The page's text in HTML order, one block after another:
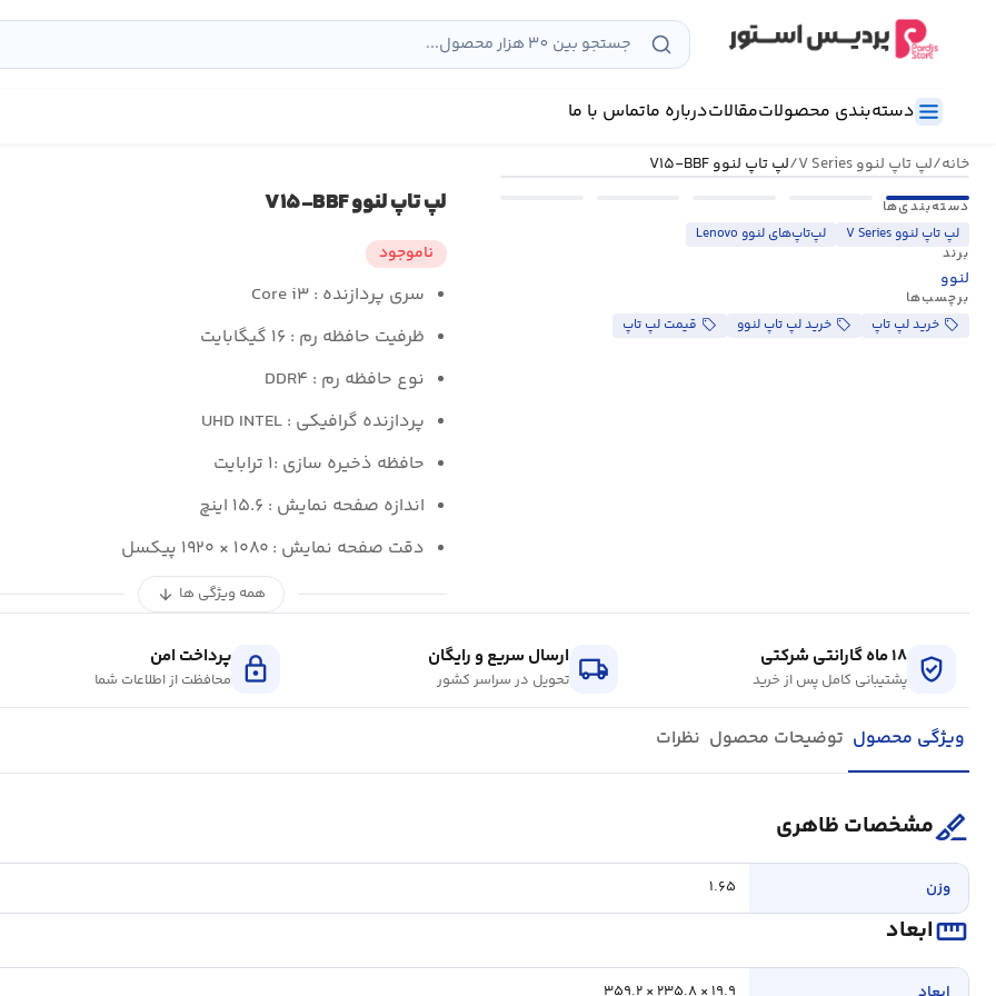
دسته‌بندی محصولاتمقالاتدرباره ماتماس با ما
خانه/لپ تاپ لنوو V Series /لپ تاپ لنوو V۱۵-BBF
دسته‌بندی‌ها
لپ تاپ لنوو V Series
لپ‌تاپ‌های لنوو Lenovo
برند
لنوو
برچسب‌ها
خرید لپ تاپ
خرید لپ تاپ لنوو قیمت لپ تاپ
لپ تاپ لنوو V۱۵-BBF
ناموجود
سری پردازنده : Core i۳
ظرفیت حافظه رم : ۱۶ گیگابایت
نوع حافظه رم : DDR۴
پردازنده گرافیکی : UHD INTEL
حافظه ذخیره سازی :۱ ترابایت
اندازه صفحه نمایش : ۱۵.۶ اینچ
دقت صفحه نمایش : ۱۰۸۰ × ۱۹۲۰ پیکسل
همه ویژگی ها arrow_downward
verified_user ۱۸ ماه گارانتی شرکتی
پشتیبانی کامل پس از خرید local_shipping ارسال سریع و رایگان
تحویل در سراسر کشور lock پرداخت امن
محافظت از اطلاعات شما
ویژگی محصول توضیحات محصول نظرات
surgicalمشخصات ظاهری
وزن ۱.۶۵
straightenابعاد